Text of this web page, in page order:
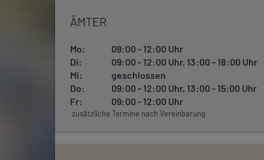
ÄMTER
Mo:
09:00 - 12:00 Uhr
Di:
09:00 - 12:00 Uhr, 13:00 - 18:00 Uhr
Mi:
geschlossen
Do:
09:00 - 12:00 Uhr, 13:00 - 15:00 Uhr
Fr:
09:00 - 12:00 Uhr
zusätzliche Termine nach Vereinbarung